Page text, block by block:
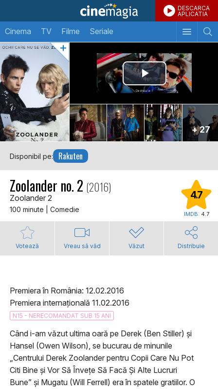
DESCARCA
APLICATIA
Cinema TV Filme Seriale
+ 27
Disponibil pe: Rakuten
Zoolander no. 2 (2016)
Zoolander 2
100 minute | Comedie
4.7
IMDB: 4.7
Votează Vreau să văd Văzut Distribuie
Premiera în România: 12.02.2016
Premiera internațională 11.02.2016
N15 - NERECOMANDAT SUB 15 ANI
Când i-am văzut ultima oară pe Derek (Ben Stiller) și
Hansel (Owen Wilson), se bucurau de minunile
„Centrului Derek Zoolander pentru Copii Care Nu Pot
Citi Bine și Vor Să Învețe Să Facă Și Alte Lucruri
Bune” și Mugatu (Will Ferrell) era în spatele gratiilor. O